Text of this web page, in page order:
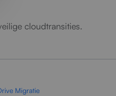
cloudtransities.
Migratie